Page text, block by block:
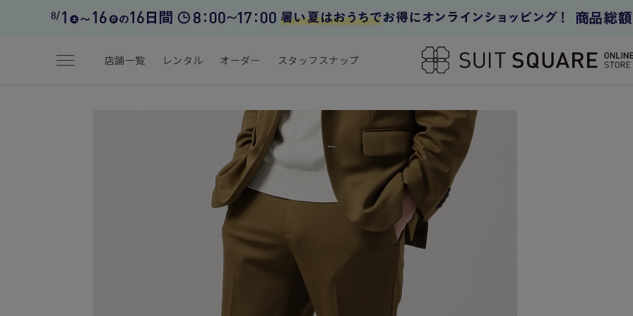
menu 店舗一覧 レンタル オーダー スタッフスナップ